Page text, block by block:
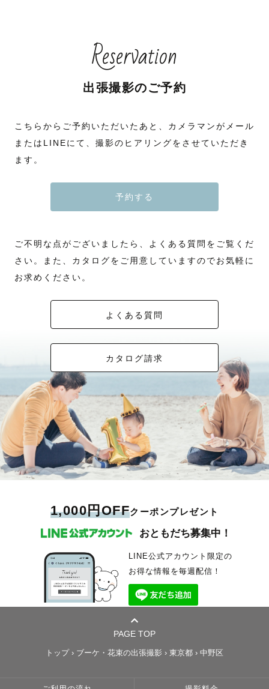
Reservation
出張撮影のご予約
こちらからご予約いただいたあと、カメラマンがメール
またはLINEにて、撮影のヒアリングをさせていただき
ます。
予約する
ご不明な点がございましたら、よくある質問をご覧くだ
さい。また、カタログをご用意していますのでお気軽に
お求めください。
よくある質問
カタログ請求
1,000円OFFクーポンプレゼント
おともだち募集中！
LINE公式アカウント限定の
お得な情報を毎週配信！
PAGE TOP
トップ › ブーケ・花束の出張撮影 › 東京都 › 中野区